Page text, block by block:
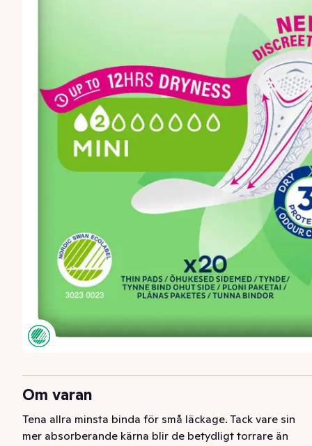
Om varan
Tena allra minsta binda för små läckage. Tack vare sin
mer absorberande kärna blir de betydligt torrare än